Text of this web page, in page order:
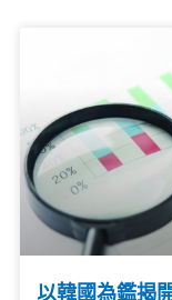
以韓國為鑑揭